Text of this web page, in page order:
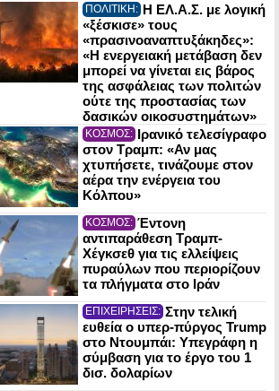
ΠΟΛΙΤΙΚΗ: Η ΕΛ.Α.Σ. με λογική
«ξέσκισε» τους
«πρασινοαναπτυξάκηδες»:
«Η ενεργειακή μετάβαση δεν
μπορεί να γίνεται εις βάρος
της ασφάλειας των πολιτών
ούτε της προστασίας των
δασικών οικοσυστημάτων»
ΚΟΣΜΟΣ: Ιρανικό τελεσίγραφο
στον Τραμπ: «Αν μας
χτυπήσετε, τινάζουμε στον
αέρα την ενέργεια του
Κόλπου»
ΚΟΣΜΟΣ: Έντονη
αντιπαράθεση Τραμπ-
Χέγκσεθ για τις ελλείψεις
πυραύλων που περιορίζουν
τα πλήγματα στο Ιράν
ΕΠΙΧΕΙΡΗΣΕΙΣ: Στην τελική
ευθεία ο υπερ-πύργος Trump
στο Ντουμπάι: Υπεγράφη η
σύμβαση για το έργο του 1
δισ. δολαρίων